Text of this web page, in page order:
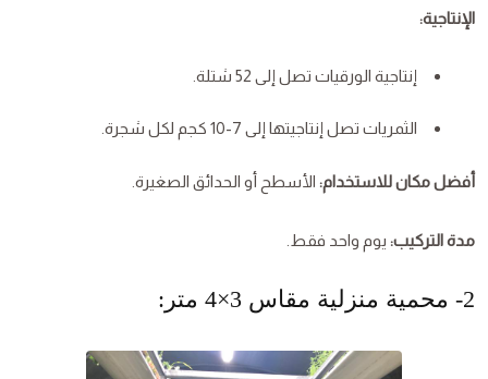
الإنتاجية:
إنتاجية الورقيات تصل إلى 52 شتلة.
الثمريات تصل إنتاجيتها إلى 7-10 كجم لكل شجرة.
أفضل مكان للاستخدام: الأسطح أو الحدائق الصغيرة.
مدة التركيب: يوم واحد فقط.
2- محمية منزلية مقاس 3×4 متر: